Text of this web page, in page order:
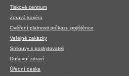
Tiskové centrum
Zdravá kariéra
Ověření platnosti průkazu pojištěnce
Veřejné zakázky
Smlouvy s poskytovateli
Duševní zdraví
Úřední deska